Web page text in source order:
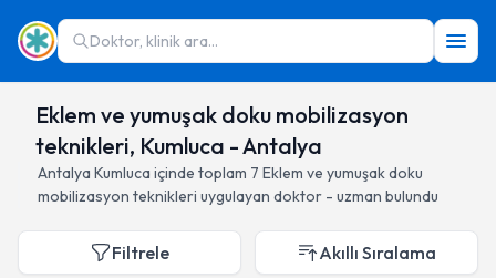
Doktor, klinik ara...
Eklem ve yumuşak doku mobilizasyon
teknikleri, Kumluca - Antalya
Antalya Kumluca içinde toplam 7 Eklem ve yumuşak doku
mobilizasyon teknikleri uygulayan doktor - uzman bulundu
Filtrele Akıllı Sıralama